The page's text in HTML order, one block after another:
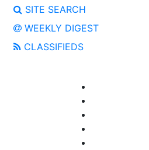
SITE SEARCH
WEEKLY DIGEST
CLASSIFIEDS